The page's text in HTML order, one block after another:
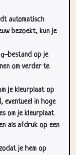
bezoekt, kun je
-bestand op je
om verder te
je kleurplaat op
in hoge
om je kleurplaat
als afdruk op een
je hem op